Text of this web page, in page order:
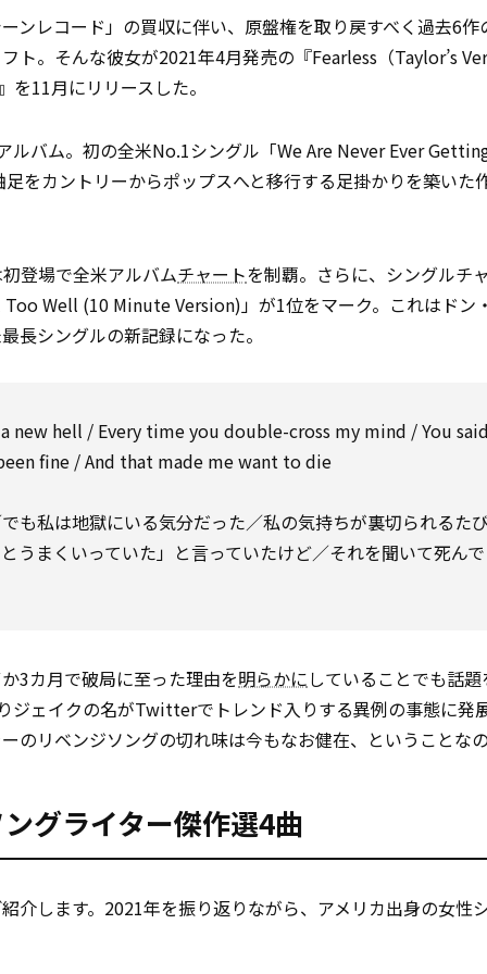
ンレコード」の買収に伴い、原盤権を取り戻すべく過去6作
ト。そんな彼女が2021年4月発売の『Fearless（Taylor’s
11月にリリースした。
ルバム。初の全米No.1シングル「We Are Never Ever
足をカントリーからポップスへと移行する足掛かりを築いた
登場で全米アルバムチャートを制覇。さらに、シングルチ
Well (10 Minute Version)」が1位をマーク。これはドン
長シングルの新記録になった。
new hell / Every time you double-cross my mind / You
fine / And that made me want to die
も私は地獄にいる気分だった／私の気持ちが裏切られるた
うまくいっていた」と言っていたけど／それを聞いて死ん
3カ月で破局に至った理由を明らかにしていることでも話
ェイクの名がTwitterでトレンド入りする異例の事態に発
のリベンジソングの切れ味は今もなお健在、ということな
グライター傑作選4曲
介します。2021年を振り返りながら、アメリカ出身の女性